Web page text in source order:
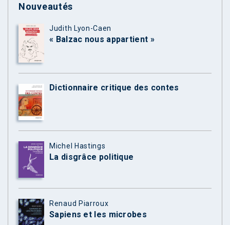
Nouveautés
Judith Lyon-Caen
« Balzac nous appartient »
Dictionnaire critique des contes
Michel Hastings
La disgrâce politique
Renaud Piarroux
Sapiens et les microbes